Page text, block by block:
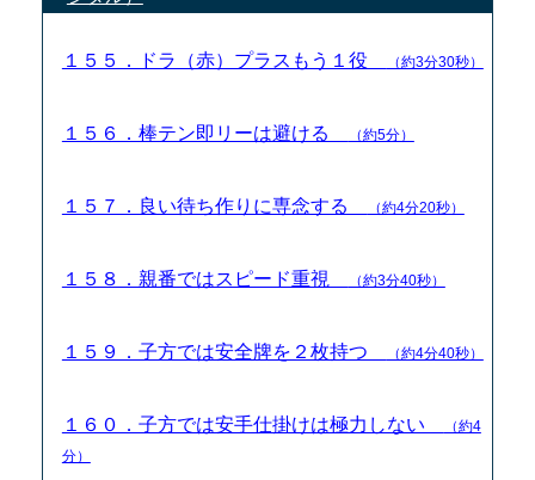
１５５．ドラ（赤）プラスもう１役 （約3分30秒）
１５６．棒テン即リーは避ける （約5分）
１５７．良い待ち作りに専念する （約4分20秒）
１５８．親番ではスピード重視 （約3分40秒）
１５９．子方では安全牌を２枚持つ （約4分40秒）
１６０．子方では安手仕掛けは極力しない
（約4
分）